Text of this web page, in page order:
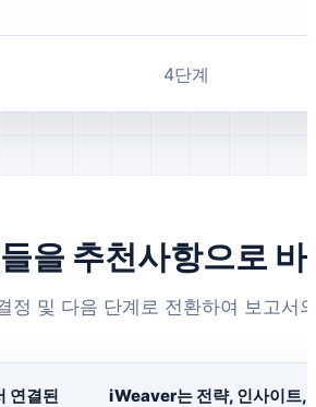
4단계
을 추천사항으로
정 및 다음 단계로 전환하여 보고서
연결된
iWeaver는 전략, 인사이트,